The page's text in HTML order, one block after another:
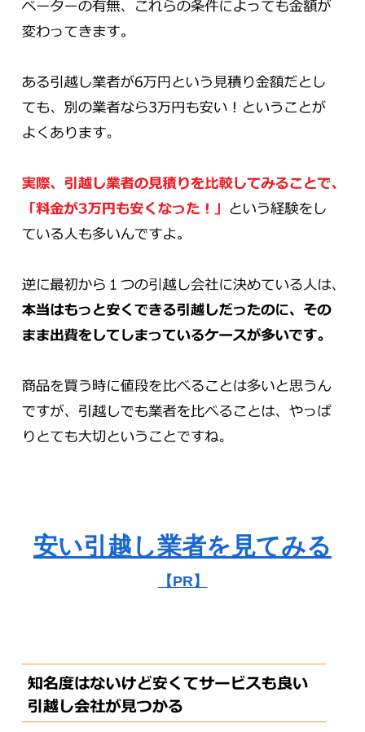
安い引越し業者を見てみる
【PR】